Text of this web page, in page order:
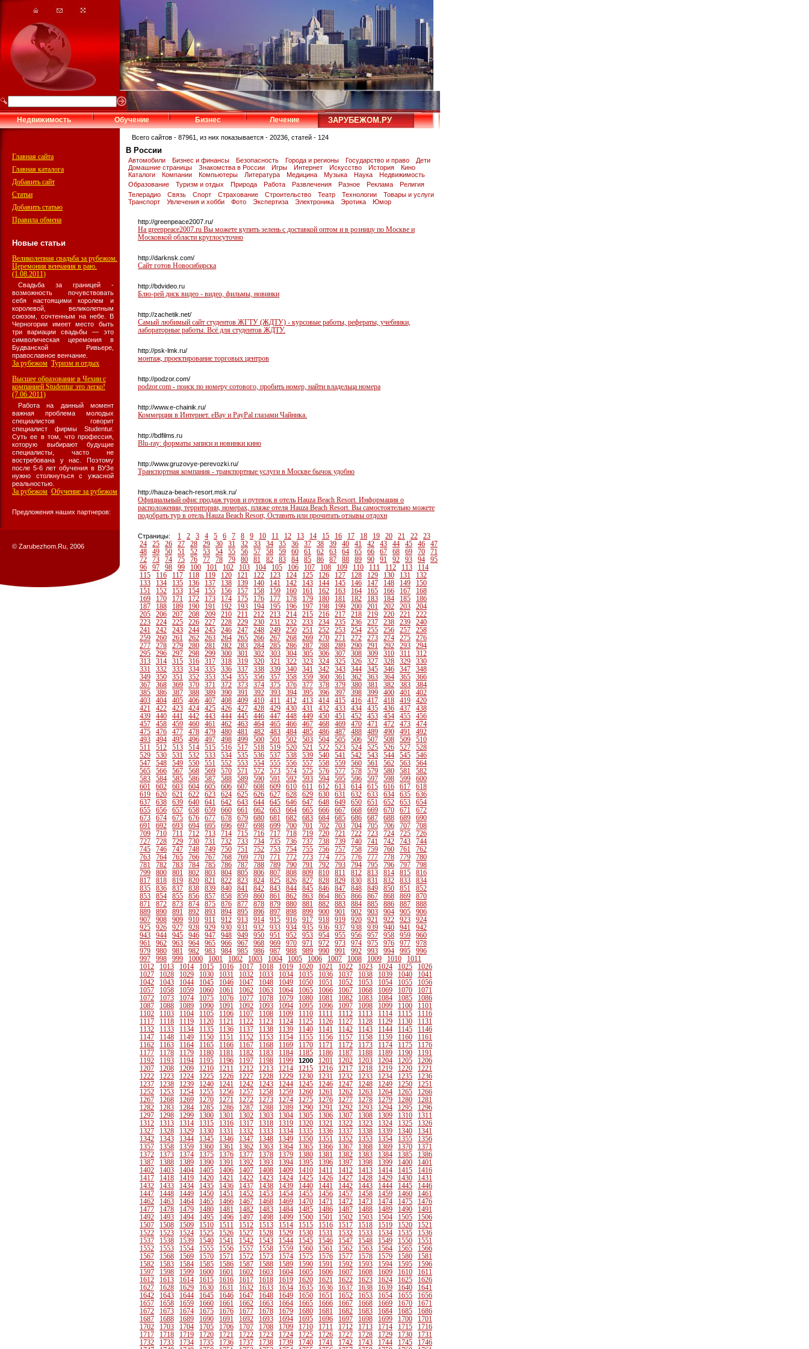
Недвижимость Обучение Бизнес Лечение ЗАРУБЕЖОМ.РУ
Главная сайта
Главная каталога
Добавить сайт
Статьи
Добавить статью
Правила обмена
Новые статьи
Великолепная свадьба за рубежом.
Церемония венчания в раю.
(1.08.2011)
Свадьба за границей -
возможность почувствовать
себя настоящими королем и
королевой, великолепным
союзом, сочтенным на небе. В
Черногории имеет место быть
три вариации свадьбы — это
символическая церемония в
Будванской Ривьере,
православное венчание.
За рубежом: Туризм и отдых
Высшее образование в Чехии с
компанией Studentur это легко!
(7.06.2011)
Работа на данный момент
важная проблема молодых
специалистов говорит
специалист фирмы Studentur.
Суть ее в том, что профессия,
которую выбирают будущие
специалисты, часто не
востребована у нас. Поэтому
после 5-6 лет обучения в ВУЗе
нужно столкнуться с ужасной
реальностью.
За рубежом: Обучение за рубежом
Предложения наших партнеров:
© Zarubezhom.Ru, 2006
Всего сайтов - 87961, из них показывается - 20236, статей - 124
В России
Автомобили Бизнес и финансы Безопасность Города и регионы Государство и право
Дети
Домашние страницы
Знакомства в России Игры Интернет Искусство История
Кино
Каталоги
Компании Компьютеры Литература Медицина Музыка Наука
Недвижимость
Образование
Туризм и отдых Природа Работа Развлечения Разное Реклама
Религия
Телерадио
Связь Спорт Страхование Строительство Театр Технологии
Товары и услуги
Транспорт
Увлечения и хобби Фото Экспертиза Электроника Эротика Юмор
http://greenpeace2007.ru/
На greenpeace2007.ru Вы можете купить зелень с доставкой оптом и в розницу по Москве и
Московкой области круглосуточно
http://darknsk.com/
Сайт готов Новосибирска
http://bdvideo.ru
Блю-рей диск видео - видео, фильмы, новинки
http://zachetik.net/
Самый любимый сайт студентов ЖГТУ (ЖДТУ) - курсовые работы, рефераты, учебники,
лабораторные работы. Всё для студентов ЖДТУ.
http://psk-lmk.ru/
монтаж, проектирование торговых центров
http://podzor.com/
podzor.com - поиск по номеру сотового, пробить номер, найти владельца номера
http://www.e-chainik.ru/
Коммерция в Интернет. eBay и PayPal глазами Чайника.
http://bdfilms.ru
Blu-ray: форматы записи и новинки кино
http://www.gruzovye-perevozki.ru/
Транспортная компания - транспортные услуги в Москве бычок удобно
http://hauza-beach-resort.msk.ru/
Официальный офис продаж туров и путевок в отель Hauza Beach Resort. Информация о
расположении, территории, номерах, пляже отеля Hauza Beach Resort. Вы самостоятельно можете
подобрать тур в отель Hauza Beach Resort, Оставить или прочитать отзывы отдохн
Страницы: 1 2 3 4 5 6 7 8 9 10 11 12 13 14 15 16 17 18 19 20 21 22
23
24
25 26 27 28 29 30 31 32 33 34 35 36 37 38 39 40 41 42 43 44 45 46
47
48
49 50 51 52 53 54 55 56 57 58 59 60 61 62 63 64 65 66 67 68 69 70
71
72
73 74 75 76 77 78 79 80 81 82 83 84 85 86 87 88 89 90 91 92 93 94
95
96
97 98 99 100 101 102 103 104 105 106 107 108 109 110 111 112 113
114
115
116 117 118 119 120 121 122 123 124 125 126 127 128 129 130 131
132
133
134 135 136 137 138 139 140 141 142 143 144 145 146 147 148 149
150
151
152 153 154 155 156 157 158 159 160 161 162 163 164 165 166 167
168
169
170 171 172 173 174 175 176 177 178 179 180 181 182 183 184 185
186
187
188 189 190 191 192 193 194 195 196 197 198 199 200 201 202 203
204
205
206 207 208 209 210 211 212 213 214 215 216 217 218 219 220 221
222
223
224 225 226 227 228 229 230 231 232 233 234 235 236 237 238 239
240
241
242 243 244 245 246 247 248 249 250 251 252 253 254 255 256 257
258
259
260 261 262 263 264 265 266 267 268 269 270 271 272 273 274 275
276
277
278 279 280 281 282 283 284 285 286 287 288 289 290 291 292 293
294
295
296 297 298 299 300 301 302 303 304 305 306 307 308 309 310 311
312
313
314 315 316 317 318 319 320 321 322 323 324 325 326 327 328 329
330
331
332 333 334 335 336 337 338 339 340 341 342 343 344 345 346 347
348
349
350 351 352 353 354 355 356 357 358 359 360 361 362 363 364 365
366
367
368 369 370 371 372 373 374 375 376 377 378 379 380 381 382 383
384
385
386 387 388 389 390 391 392 393 394 395 396 397 398 399 400 401
402
403
404 405 406 407 408 409 410 411 412 413 414 415 416 417 418 419
420
421
422 423 424 425 426 427 428 429 430 431 432 433 434 435 436 437
438
439
440 441 442 443 444 445 446 447 448 449 450 451 452 453 454 455
456
457
458 459 460 461 462 463 464 465 466 467 468 469 470 471 472 473
474
475
476 477 478 479 480 481 482 483 484 485 486 487 488 489 490 491
492
493
494 495 496 497 498 499 500 501 502 503 504 505 506 507 508 509
510
511
512 513 514 515 516 517 518 519 520 521 522 523 524 525 526 527
528
529
530 531 532 533 534 535 536 537 538 539 540 541 542 543 544 545
546
547
548 549 550 551 552 553 554 555 556 557 558 559 560 561 562 563
564
565
566 567 568 569 570 571 572 573 574 575 576 577 578 579 580 581
582
583
584 585 586 587 588 589 590 591 592 593 594 595 596 597 598 599
600
601
602 603 604 605 606 607 608 609 610 611 612 613 614 615 616 617
618
619
620 621 622 623 624 625 626 627 628 629 630 631 632 633 634 635
636
637
638 639 640 641 642 643 644 645 646 647 648 649 650 651 652 653
654
655
656 657 658 659 660 661 662 663 664 665 666 667 668 669 670 671
672
673
674 675 676 677 678 679 680 681 682 683 684 685 686 687 688 689
690
691
692 693 694 695 696 697 698 699 700 701 702 703 704 705 706 707
708
709
710 711 712 713 714 715 716 717 718 719 720 721 722 723 724 725
726
727
728 729 730 731 732 733 734 735 736 737 738 739 740 741 742 743
744
745
746 747 748 749 750 751 752 753 754 755 756 757 758 759 760 761
762
763
764 765 766 767 768 769 770 771 772 773 774 775 776 777 778 779
780
781
782 783 784 785 786 787 788 789 790 791 792 793 794 795 796 797
798
799
800 801 802 803 804 805 806 807 808 809 810 811 812 813 814 815
816
817
818 819 820 821 822 823 824 825 826 827 828 829 830 831 832 833
834
835
836 837 838 839 840 841 842 843 844 845 846 847 848 849 850 851
852
853
854 855 856 857 858 859 860 861 862 863 864 865 866 867 868 869
870
871
872 873 874 875 876 877 878 879 880 881 882 883 884 885 886 887
888
889
890 891 892 893 894 895 896 897 898 899 900 901 902 903 904 905
906
907
908 909 910 911 912 913 914 915 916 917 918 919 920 921 922 923
924
925
926 927 928 929 930 931 932 933 934 935 936 937 938 939 940 941
942
943
944 945 946 947 948 949 950 951 952 953 954 955 956 957 958 959
960
961
962 963 964 965 966 967 968 969 970 971 972 973 974 975 976 977
978
979
980 981 982 983 984 985 986 987 988 989 990 991 992 993 994 995
996
997
998 999 1000 1001 1002 1003 1004 1005 1006 1007 1008 1009 1010
1011
1012
1013 1014 1015 1016 1017 1018 1019 1020 1021 1022 1023 1024 1025
1026
1027
1028 1029 1030 1031 1032 1033 1034 1035 1036 1037 1038 1039 1040
1041
1042
1043 1044 1045 1046 1047 1048 1049 1050 1051 1052 1053 1054 1055
1056
1057
1058 1059 1060 1061 1062 1063 1064 1065 1066 1067 1068 1069 1070
1071
1072
1073 1074 1075 1076 1077 1078 1079 1080 1081 1082 1083 1084 1085
1086
1087
1088 1089 1090 1091 1092 1093 1094 1095 1096 1097 1098 1099 1100
1101
1102
1103 1104 1105 1106 1107 1108 1109 1110 1111 1112 1113 1114 1115
1116
1117
1118 1119 1120 1121 1122 1123 1124 1125 1126 1127 1128 1129 1130
1131
1132
1133 1134 1135 1136 1137 1138 1139 1140 1141 1142 1143 1144 1145
1146
1147
1148 1149 1150 1151 1152 1153 1154 1155 1156 1157 1158 1159 1160
1161
1162
1163 1164 1165 1166 1167 1168 1169 1170 1171 1172 1173 1174 1175
1176
1177
1178 1179 1180 1181 1182 1183 1184 1185 1186 1187 1188 1189 1190
1191
1192
1193 1194 1195 1196 1197 1198 1199 1200 1201 1202 1203 1204 1205
1206
1207
1208 1209 1210 1211 1212 1213 1214 1215 1216 1217 1218 1219 1220
1221
1222
1223 1224 1225 1226 1227 1228 1229 1230 1231 1232 1233 1234 1235
1236
1237
1238 1239 1240 1241 1242 1243 1244 1245 1246 1247 1248 1249 1250
1251
1252
1253 1254 1255 1256 1257 1258 1259 1260 1261 1262 1263 1264 1265
1266
1267
1268 1269 1270 1271 1272 1273 1274 1275 1276 1277 1278 1279 1280
1281
1282
1283 1284 1285 1286 1287 1288 1289 1290 1291 1292 1293 1294 1295
1296
1297
1298 1299 1300 1301 1302 1303 1304 1305 1306 1307 1308 1309 1310
1311
1312
1313 1314 1315 1316 1317 1318 1319 1320 1321 1322 1323 1324 1325
1326
1327
1328 1329 1330 1331 1332 1333 1334 1335 1336 1337 1338 1339 1340
1341
1342
1343 1344 1345 1346 1347 1348 1349 1350 1351 1352 1353 1354 1355
1356
1357
1358 1359 1360 1361 1362 1363 1364 1365 1366 1367 1368 1369 1370
1371
1372
1373 1374 1375 1376 1377 1378 1379 1380 1381 1382 1383 1384 1385
1386
1387
1388 1389 1390 1391 1392 1393 1394 1395 1396 1397 1398 1399 1400
1401
1402
1403 1404 1405 1406 1407 1408 1409 1410 1411 1412 1413 1414 1415
1416
1417
1418 1419 1420 1421 1422 1423 1424 1425 1426 1427 1428 1429 1430
1431
1432
1433 1434 1435 1436 1437 1438 1439 1440 1441 1442 1443 1444 1445
1446
1447
1448 1449 1450 1451 1452 1453 1454 1455 1456 1457 1458 1459 1460
1461
1462
1463 1464 1465 1466 1467 1468 1469 1470 1471 1472 1473 1474 1475
1476
1477
1478 1479 1480 1481 1482 1483 1484 1485 1486 1487 1488 1489 1490
1491
1492
1493 1494 1495 1496 1497 1498 1499 1500 1501 1502 1503 1504 1505
1506
1507
1508 1509 1510 1511 1512 1513 1514 1515 1516 1517 1518 1519 1520
1521
1522
1523 1524 1525 1526 1527 1528 1529 1530 1531 1532 1533 1534 1535
1536
1537
1538 1539 1540 1541 1542 1543 1544 1545 1546 1547 1548 1549 1550
1551
1552
1553 1554 1555 1556 1557 1558 1559 1560 1561 1562 1563 1564 1565
1566
1567
1568 1569 1570 1571 1572 1573 1574 1575 1576 1577 1578 1579 1580
1581
1582
1583 1584 1585 1586 1587 1588 1589 1590 1591 1592 1593 1594 1595
1596
1597
1598 1599 1600 1601 1602 1603 1604 1605 1606 1607 1608 1609 1610
1611
1612
1613 1614 1615 1616 1617 1618 1619 1620 1621 1622 1623 1624 1625
1626
1627
1628 1629 1630 1631 1632 1633 1634 1635 1636 1637 1638 1639 1640
1641
1642
1643 1644 1645 1646 1647 1648 1649 1650 1651 1652 1653 1654 1655
1656
1657
1658 1659 1660 1661 1662 1663 1664 1665 1666 1667 1668 1669 1670
1671
1672
1673 1674 1675 1676 1677 1678 1679 1680 1681 1682 1683 1684 1685
1686
1687
1688 1689 1690 1691 1692 1693 1694 1695 1696 1697 1698 1699 1700
1701
1702
1703 1704 1705 1706 1707 1708 1709 1710 1711 1712 1713 1714 1715
1716
1717
1718 1719 1720 1721 1722 1723 1724 1725 1726 1727 1728 1729 1730
1731
1732
1733 1734 1735 1736 1737 1738 1739 1740 1741 1742 1743 1744 1745
1746